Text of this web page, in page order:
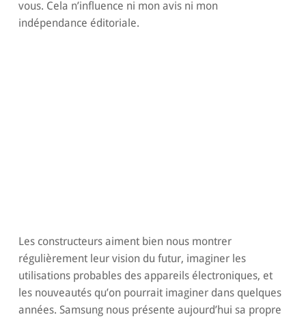
vous. Cela n’influence ni mon avis ni mon
indépendance éditoriale.
Les constructeurs aiment bien nous montrer
régulièrement leur vision du futur, imaginer les
utilisations probables des appareils électroniques, et
les nouveautés qu’on pourrait imaginer dans quelques
années. Samsung nous présente aujourd’hui sa propre